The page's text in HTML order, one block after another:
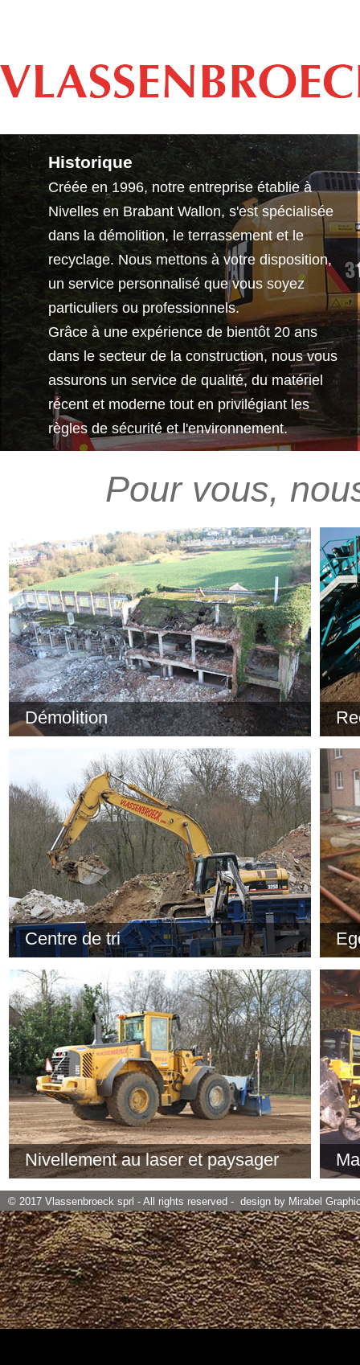
Historique
Créée en 1996, notre entreprise établie à
Nivelles en Brabant Wallon, s'est spécialisée
dans la démolition, le terrassement et le
recyclage. Nous mettons à votre disposition,
un service personnalisé que vous soyez
particuliers ou professionnels.
Grâce à une expérience de bientôt 20 ans
dans le secteur de la construction, nous vous
assurons un service de qualité, du matériel
récent et moderne tout en privilégiant les
règles de sécurité et l'environnement.
Pour vous,
Démolition
Nous sommes équipés de grappins, broyeurs, marteaux-
pique, cisaille... pour toutes nos machines.
Tri et recyclage des débris. Possibilité de concasser et
cribler vos décombres sur place ou évacuation de ceux-ci
dans notre centre de tri ou dans un centre de tri agréé.
60R
Centre de tri
valorisation. Agréation du SPW en tant que centre de tri et
de concassage.
Possibilité de versage de: Graviers et pierres, Béton
armé/non armé, Sable, Déchets de construction inerte.
Nivellement au laser et paysager
de parkings avec nivellement au laser. Apport de terres ou
empierrement (recyclés ou calcaire), mise en place de
ceux-ci.
Nous respectons la végétation, le site existant, et la
structure du sol.
nos
© 2017 Vlassenbroeck sprl - All rights reserved - design by Mirabel